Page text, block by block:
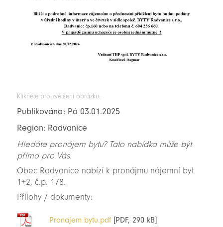
Klikněte pro zvětšení obrázku.
Publikováno: Pá 03.01.2025
Region: Radvanice
Hledáte pronájem bytu? Tato nabídka může být
přímo pro Vás.
Obec Radvanice nabízí k pronájmu nájemní byt
1+2, č.p. 178.
Přílohy / dokumenty:
Pronajem bytu.pdf[PDF, 290 kB]